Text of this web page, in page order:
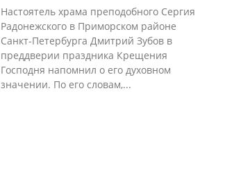
Настоятель храма преподобного Сергия
Радонежского в Приморском районе
Санкт-Петербурга Дмитрий Зубов в
преддверии праздника Крещения
Господня напомнил о его духовном
значении. По его словам,...